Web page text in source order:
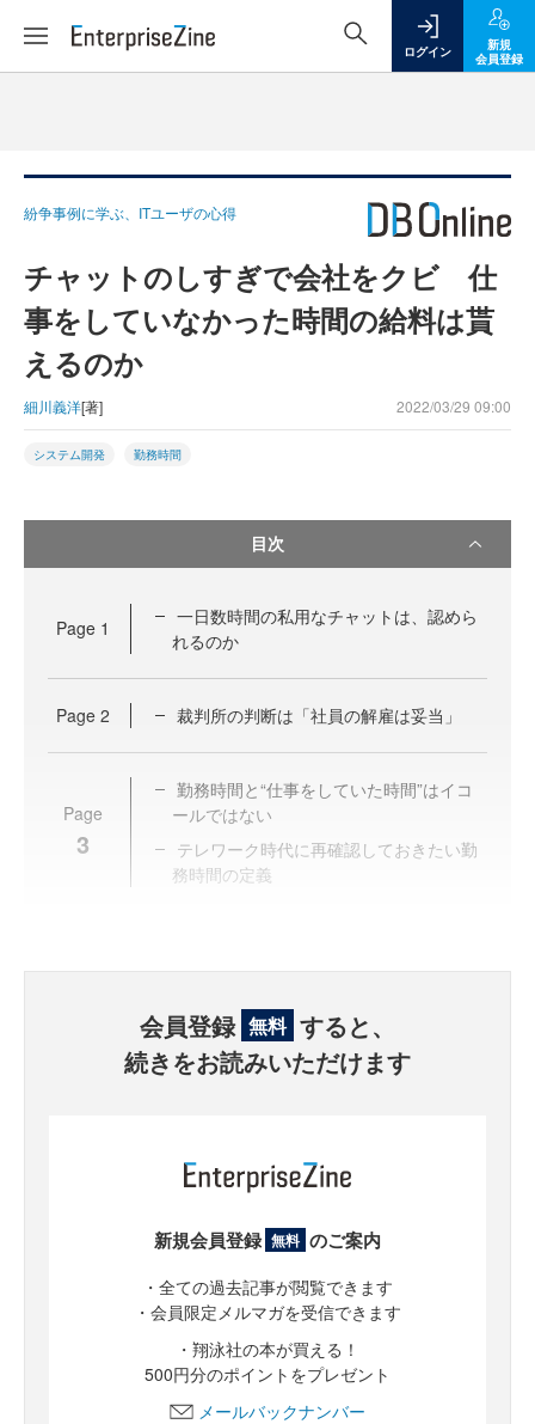
ログイン
新規
会員登録
紛争事例に学ぶ、ITユーザの心得
チャットのしすぎで会社をクビ 仕
事をしていなかった時間の給料は貰
えるのか
細川義洋[著] 2022/03/29 09:00
システム開発 勤務時間
目次
Page 1
一日数時間の私用なチャットは、認めら
れるのか
Page 2 裁判所の判断は「社員の解雇は妥当」
Page
3
勤務時間と“仕事をしていた時間”はイコ
ールではない
テレワーク時代に再確認しておきたい勤
務時間の定義
会員登録 無料 すると、
続きをお読みいただけます
新規会員登録 無料 のご案内
・全ての過去記事が閲覧できます
・会員限定メルマガを受信できます
・翔泳社の本が買える！
500円分のポイントをプレゼント
メールバックナンバー